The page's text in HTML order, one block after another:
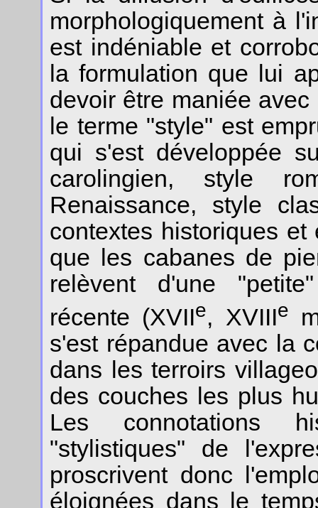
morphologiquement à
est indéniable et
la formulation que lui
devoir être maniée
le terme "style" est
qui s'est développée
carolingien, style
Renaissance, style
contextes historiques
que les cabanes de
relèvent d'une
récente (XVIIe, XVIIIe
s'est répandue avec la
dans les terroirs
des couches les plus
Les connotations
"stylistiques" de
proscrivent donc
éloignées dans le